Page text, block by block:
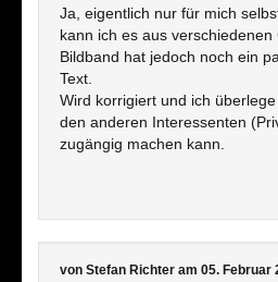
Ja, eigentlich nur für mich
kann ich es aus
Bildband hat jedoch noch ein
Text.
Wird korrigiert und ich
den anderen Interessenten
zugängig machen kann.
von Stefan Richter am 05. Februar